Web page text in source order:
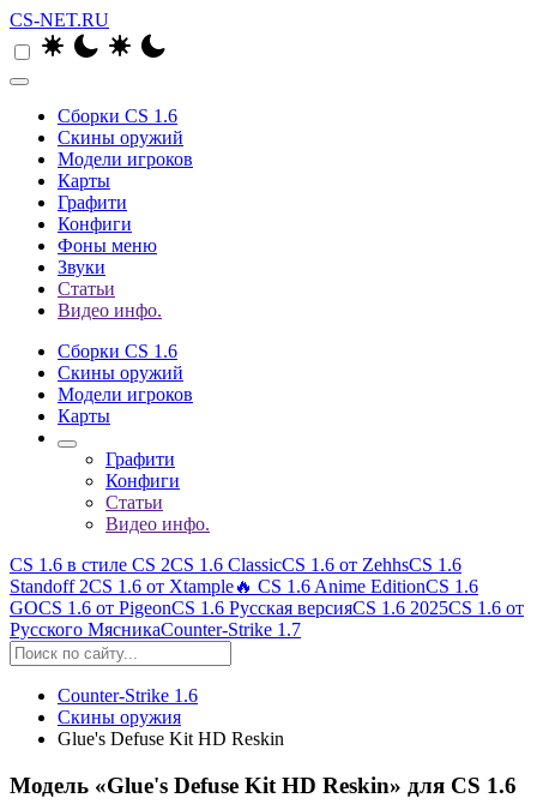
CS-NET.RU
Сборки CS 1.6
Скины оружий
Модели игроков
Карты
Графити
Конфиги
Фоны меню
Звуки
Статьи
Видео инфо.
Сборки CS 1.6
Скины оружий
Модели игроков
Карты
Графити
Конфиги
Статьи
Видео инфо.
CS 1.6 в стиле CS 2CS 1.6 ClassicCS 1.6 от ZehhsCS 1.6
Standoff 2CS 1.6 от Xtample🔥 CS 1.6 Anime EditionCS 1.6
GOCS 1.6 от PigeonCS 1.6 Русская версияCS 1.6 2025CS 1.6 от
Русского МясникаCounter-Strike 1.7
Counter-Strike 1.6
Скины оружия
Glue's Defuse Kit HD Reskin
Модель «Glue's Defuse Kit HD Reskin» для CS 1.6